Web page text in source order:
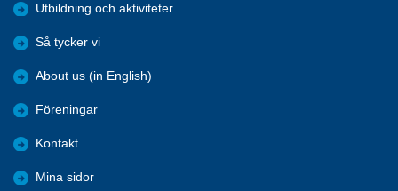
Utbildning och aktiviteter
Så tycker vi
About us (in English)
Föreningar
Kontakt
Mina sidor